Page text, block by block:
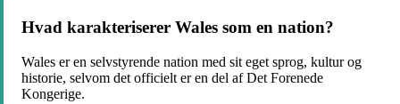
Hvad karakteriserer Wales som en nation?
Wales er en selvstyrende nation med sit eget sprog, kultur og
historie, selvom det officielt er en del af Det Forenede
Kongerige.